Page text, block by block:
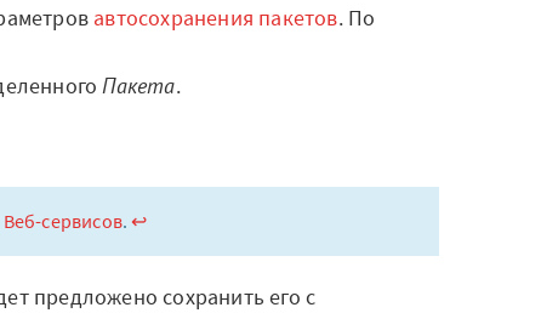
автосохранения пакетов. По
Пакета.
Веб-сервисов. ↩
предложено сохранить его с